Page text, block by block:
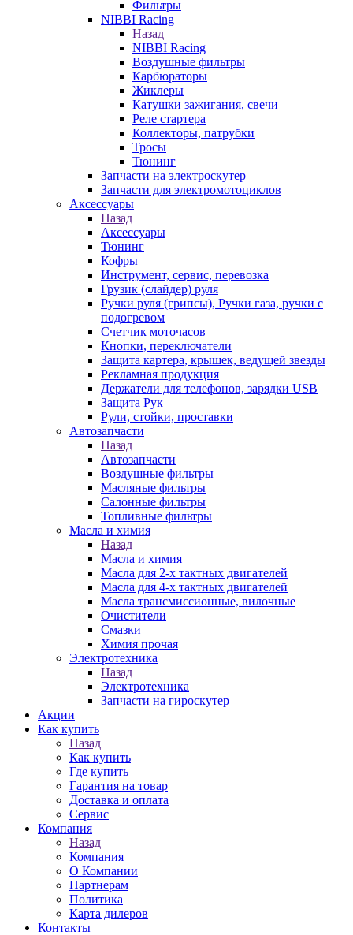
Фильтры
NIBBI Racing
Назад
NIBBI Racing
Воздушные фильтры
Карбюраторы
Жиклеры
Катушки зажигания, свечи
Реле стартера
Коллекторы, патрубки
Тросы
Тюнинг
Запчасти на электроскутер
Запчасти для электромотоциклов
Аксессуары
Назад
Аксессуары
Тюнинг
Кофры
Инструмент, сервис, перевозка
Грузик (слайдер) руля
Ручки руля (грипсы), Ручки газа, ручки с
подогревом
Счетчик моточасов
Кнопки, переключатели
Защита картера, крышек, ведущей звезды
Рекламная продукция
Держатели для телефонов, зарядки USB
Защита Рук
Рули, стойки, проставки
Автозапчасти
Назад
Автозапчасти
Воздушные фильтры
Масляные фильтры
Салонные фильтры
Топливные фильтры
Масла и химия
Назад
Масла и химия
Масла для 2-х тактных двигателей
Масла для 4-х тактных двигателей
Масла трансмиссионные, вилочные
Очистители
Смазки
Химия прочая
Электротехника
Назад
Электротехника
Запчасти на гироскутер
Акции
Как купить
Назад
Как купить
Где купить
Гарантия на товар
Доставка и оплата
Сервис
Компания
Назад
Компания
О Компании
Партнерам
Политика
Карта дилеров
Контакты